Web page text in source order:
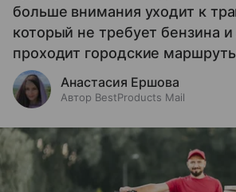
больше внимания уходит к
который не требует бензина и
проходит городские
Анастасия Ершова
Автор BestProducts Mail